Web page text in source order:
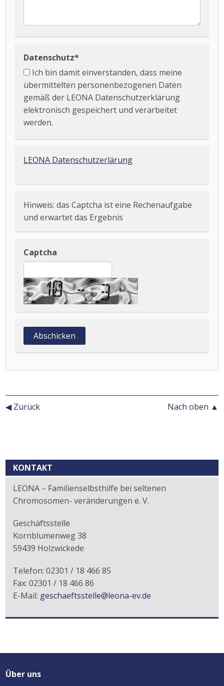
Datenschutz*
übermittelten personenbezogenen Daten
gemäß der LEONA Datenschutzerklärung
elektronisch gespeichert und verarbeitet
werden.
LEONA Datenschutzerlärung
Hinweis: das Captcha ist eine Rechenaufgabe
und erwartet das Ergebnis
Captcha
◀ Zurück Nach oben ▲
Kontext
KONTAKT
LEONA – Familienselbsthilfe bei seltenen
Chromosomen- veränderungen e. V.
Geschäftsstelle
Kornblumenweg 38
59439 Holzwickede
Telefon: 02301 / 18 466 85
Fax: 02301 / 18 466 86
E-Mail: geschaeftsstelle@leona-ev.de
Über uns